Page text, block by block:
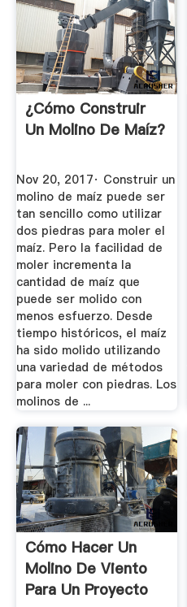
¿Cómo Construir
Un Molino De Maíz?
Nov 20, 2017· Construir un
molino de maíz puede ser
tan sencillo como utilizar
dos piedras para moler el
maíz. Pero la facilidad de
moler incrementa la
cantidad de maíz que
puede ser molido con
menos esfuerzo. Desde
tiempo históricos, el maíz
ha sido molido utilizando
una variedad de métodos
para moler con piedras. Los
molinos de ...
Cómo Hacer Un
Molino De Viento
Para Un Proyecto